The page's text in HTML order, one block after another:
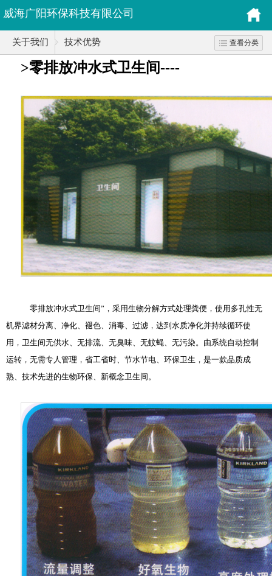
威海广阳环保科技有限公司
关于我们 技术优势 查看分类
>零排放冲水式卫生间----
零排放冲水式卫生间”，采用生物分解方式处理粪便，使用多孔性无
机界滤材分离、净化、褪色、消毒、过滤，达到水质净化并持续循环使
用，卫生间无供水、无排流、无臭味、无蚊蝇、无污染。由系统自动控制
运转，无需专人管理，省工省时、节水节电、环保卫生，是一款品质成
熟、技术先进的生物环保、新概念卫生间。